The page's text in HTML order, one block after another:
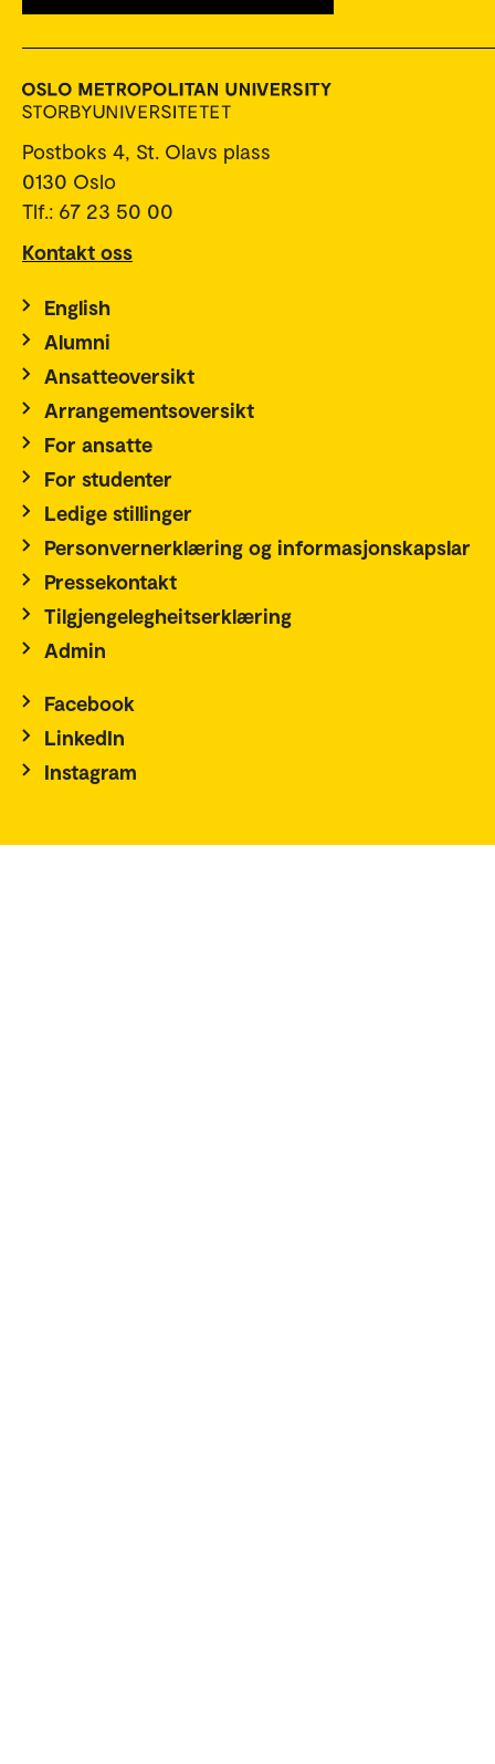
Postboks 4, St. Olavs plass
0130 Oslo
Tlf.: 67 23 50 00
Kontakt oss
English
Alumni
Ansatteoversikt
Arrangementsoversikt
For ansatte
For studenter
Ledige stillinger
Personvernerklæring og informasjonskapslar
Pressekontakt
Tilgjengelegheitserklæring
Admin
Facebook
LinkedIn
Instagram